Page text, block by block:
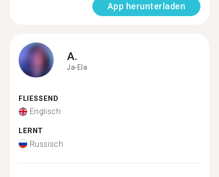
App herunterladen
A.
Ja-Ela
FLIESSEND
Englisch
LERNT
Russisch